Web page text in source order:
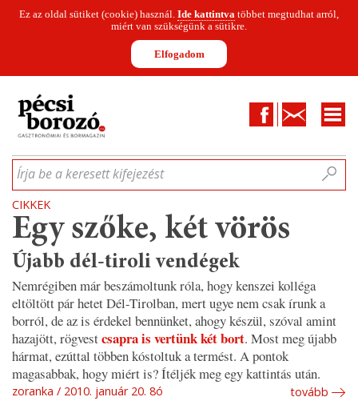
Ez az oldal sütiket (cookie) használ. Ide kattintva többet megtudhat arról,
miért van szükségünk a sütikre.
Elfogadom
FacebookKapcsolat
CIKKEKHÍREKINFOGRAFIKÁKMUNKATÁRSAKWINESOFA
Írja be a keresett kifejezést
CIKKEK
Egy szőke, két vörös
Újabb dél-tiroli vendégek
Nemrégiben már beszámoltunk róla, hogy kenszei kolléga
eltöltött pár hetet Dél-Tirolban, mert ugye nem csak írunk a
borról, de az is érdekel bennünket, ahogy készül, szóval amint
hazajött, rögvestcsapra is vertünk két bort. Most meg újabb
hármat, ezúttal többen kóstoltuk a termést. A pontok
magasabbak, hogy miért is? Ítéljék meg egy kattintás után.
zoranka 2010. január 20. 8ó tovább